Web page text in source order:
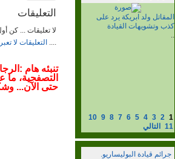
الزمن السياسي الصحراوي
..
1
2
3
4
5
6
7
8
9
10
11
التالي
جرائم قيادة البوليساريو.
التعليقات
لا تعليقات ... كن
.... التعليقات لا
تنبئه هام
حتى الآن...